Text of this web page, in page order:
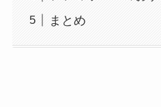
まとめ